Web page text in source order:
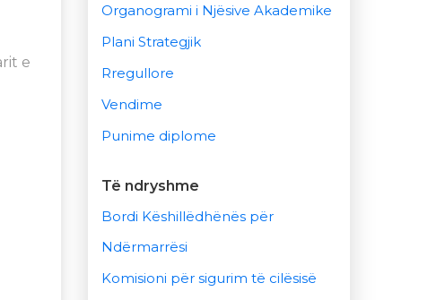
e
Organogrami i Njësive Akademike
Plani Strategjik
Rregullore
Vendime
Punime diplome
Të ndryshme
Bordi Këshillëdhënës për
Ndërmarrësi
Komisioni për sigurim të cilësisë